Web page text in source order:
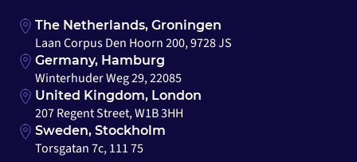
The Netherlands, Groningen
Laan Corpus Den Hoorn 200, 9728 JS
Germany, Hamburg
Winterhuder Weg 29, 22085
United Kingdom, London
207 Regent Street, W1B 3HH
Sweden, Stockholm
Torsgatan 7c, 111 75